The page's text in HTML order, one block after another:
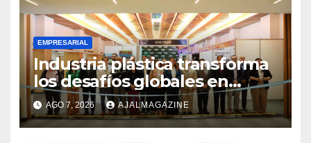
EMPRESARIAL
Industria plástica transforma
los desafíos globales en
innovación y nuevas
oportunidades de negocio
AGO 7, 2026 AJALMAGAZINE